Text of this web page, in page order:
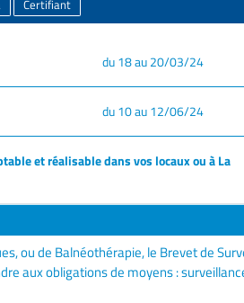
Certifiant
du 18 au 20/03/24
du 10 au 12/06/24
et réalisable dans vos locaux ou à La
ou de Balnéothérapie, le Brevet de
aux obligations de moyens :